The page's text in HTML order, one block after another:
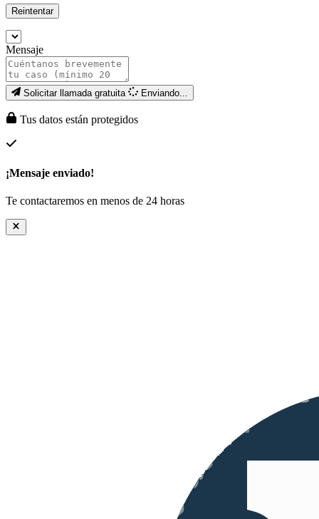
Reintentar
Mensaje
Solicitar llamada gratuita Enviando...
Tus datos están protegidos
¡Mensaje enviado!
Te contactaremos en menos de 24 horas